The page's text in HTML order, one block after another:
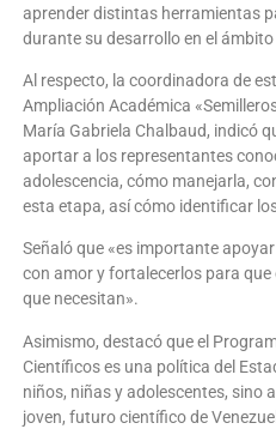
aprender distintas herramientas
durante su desarrollo en el
Al respecto, la coordinadora de
Ampliación Académica
María Gabriela Chalbaud, indicó
aportar a los representantes
adolescencia, cómo manejarla,
esta etapa, así cómo identificar
Señaló que «es importante
con amor y fortalecerlos para
que necesitan».
Asimismo, destacó que el
Científicos es una política del
niños, niñas y adolescentes, sino
joven, futuro científico de